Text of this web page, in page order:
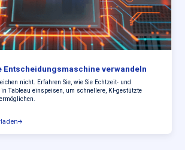
Entscheidungsmaschine verwandeln
nicht. Erfahren Sie, wie Sie Echtzeit- und
Tableau einspeisen, um schnellere, KI-gestützte